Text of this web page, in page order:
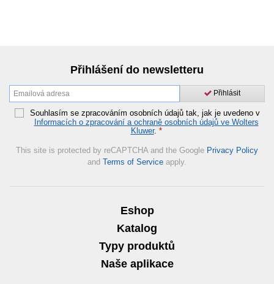
Přihlášení do newsletteru
Přihlásit
Souhlasím se zpracováním osobních údajů tak, jak je uvedeno v
Informacích o zpracování a ochraně osobních údajů ve Wolters
Kluwer. *
This site is protected by reCAPTCHA and the Google Privacy Policy
and Terms of Service apply.
Eshop
Katalog
Typy produktů
Naše aplikace